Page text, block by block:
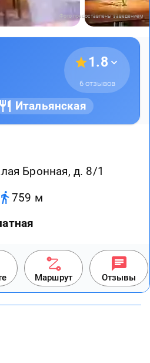
Фото предоставлены заведением
1.8
6 отзывов
Итальянская
Бронная, д. 8/1
759 м
Маршрут Отзывы